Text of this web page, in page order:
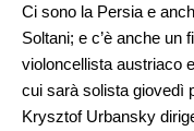
Ci sono la Persia e
Soltani; e c’è anche un
violoncellista austriaco
cui sarà solista giovedì
Krysztof Urbansky